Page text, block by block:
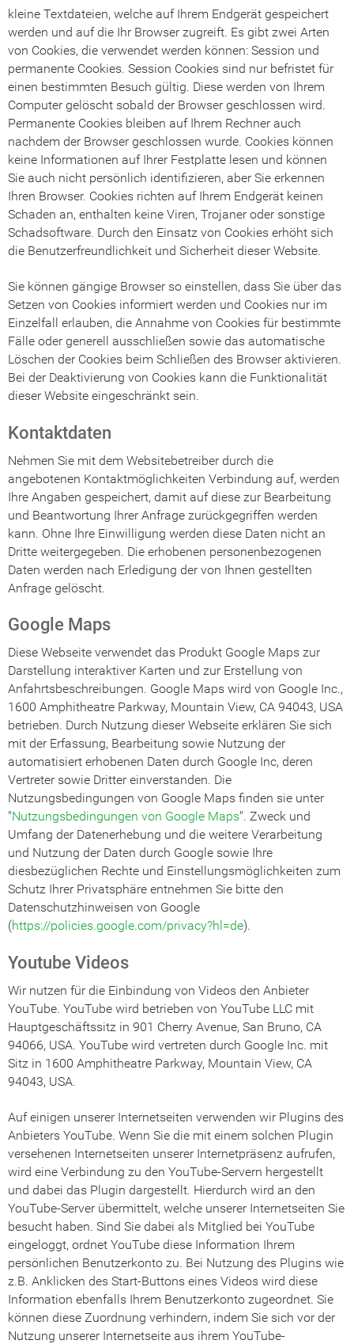
kleine Textdateien, welche auf Ihrem Endgerät gespeichert
werden und auf die Ihr Browser zugreift. Es gibt zwei Arten
von Cookies, die verwendet werden können: Session und
permanente Cookies. Session Cookies sind nur befristet für
einen bestimmten Besuch gültig. Diese werden von Ihrem
Computer gelöscht sobald der Browser geschlossen wird.
Permanente Cookies bleiben auf Ihrem Rechner auch
nachdem der Browser geschlossen wurde. Cookies können
keine Informationen auf Ihrer Festplatte lesen und können
Sie auch nicht persönlich identifizieren, aber Sie erkennen
Ihren Browser. Cookies richten auf Ihrem Endgerät keinen
Schaden an, enthalten keine Viren, Trojaner oder sonstige
Schadsoftware. Durch den Einsatz von Cookies erhöht sich
die Benutzerfreundlichkeit und Sicherheit dieser Website.
Sie können gängige Browser so einstellen, dass Sie über das
Setzen von Cookies informiert werden und Cookies nur im
Einzelfall erlauben, die Annahme von Cookies für bestimmte
Fälle oder generell ausschließen sowie das automatische
Löschen der Cookies beim Schließen des Browser aktivieren.
Bei der Deaktivierung von Cookies kann die Funktionalität
dieser Website eingeschränkt sein.
Kontaktdaten
Nehmen Sie mit dem Websitebetreiber durch die
angebotenen Kontaktmöglichkeiten Verbindung auf, werden
Ihre Angaben gespeichert, damit auf diese zur Bearbeitung
und Beantwortung Ihrer Anfrage zurückgegriffen werden
kann. Ohne Ihre Einwilligung werden diese Daten nicht an
Dritte weitergegeben. Die erhobenen personenbezogenen
Daten werden nach Erledigung der von Ihnen gestellten
Anfrage gelöscht.
Google Maps
Diese Webseite verwendet das Produkt Google Maps zur
Darstellung interaktiver Karten und zur Erstellung von
Anfahrtsbeschreibungen. Google Maps wird von Google Inc.,
1600 Amphitheatre Parkway, Mountain View, CA 94043, USA
betrieben. Durch Nutzung dieser Webseite erklären Sie sich
mit der Erfassung, Bearbeitung sowie Nutzung der
automatisiert erhobenen Daten durch Google Inc, deren
Vertreter sowie Dritter einverstanden. Die
Nutzungsbedingungen von Google Maps finden sie unter
"Nutzungsbedingungen von Google Maps". Zweck und
Umfang der Datenerhebung und die weitere Verarbeitung
und Nutzung der Daten durch Google sowie Ihre
diesbezüglichen Rechte und Einstellungsmöglichkeiten zum
Schutz Ihrer Privatsphäre entnehmen Sie bitte den
Datenschutzhinweisen von Google
(https://policies.google.com/privacy?hl=de).
Youtube Videos
Wir nutzen für die Einbindung von Videos den Anbieter
YouTube. YouTube wird betrieben von YouTube LLC mit
Hauptgeschäftssitz in 901 Cherry Avenue, San Bruno, CA
94066, USA. YouTube wird vertreten durch Google Inc. mit
Sitz in 1600 Amphitheatre Parkway, Mountain View, CA
94043, USA.
Auf einigen unserer Internetseiten verwenden wir Plugins des
Anbieters YouTube. Wenn Sie die mit einem solchen Plugin
versehenen Internetseiten unserer Internetpräsenz aufrufen,
wird eine Verbindung zu den YouTube-Servern hergestellt
und dabei das Plugin dargestellt. Hierdurch wird an den
YouTube-Server übermittelt, welche unserer Internetseiten Sie
besucht haben. Sind Sie dabei als Mitglied bei YouTube
eingeloggt, ordnet YouTube diese Information Ihrem
persönlichen Benutzerkonto zu. Bei Nutzung des Plugins wie
z.B. Anklicken des Start-Buttons eines Videos wird diese
Information ebenfalls Ihrem Benutzerkonto zugeordnet. Sie
können diese Zuordnung verhindern, indem Sie sich vor der
Nutzung unserer Internetseite aus ihrem YouTube-